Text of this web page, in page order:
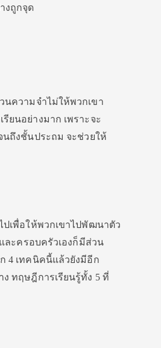
งถูกจุด
ความจำไม่ให้พวกเขา
ยนอย่างมาก เพราะจะ
ถึงชั้นประถม จะช่วยให้
เพื่อให้พวกเขาไปพัฒนาตัว
ละครอบครัวเองก็มีส่วน
4 เทคนิคนี้แล้วยังมีอีก
ทฤษฎีการเรียนรู้ทั้ง 5 ที่